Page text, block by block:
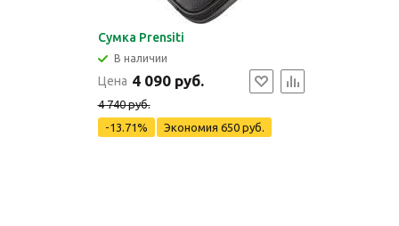
Сумка Prensiti
В наличии
Цена 4 090 руб.
4 740 руб.
-13.71%
Экономия 650 руб.